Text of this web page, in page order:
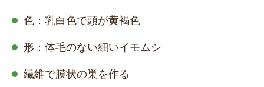
色：乳白色で頭が黄褐色
形：体毛のない細いイモムシ
繊維で膜状の巣を作る